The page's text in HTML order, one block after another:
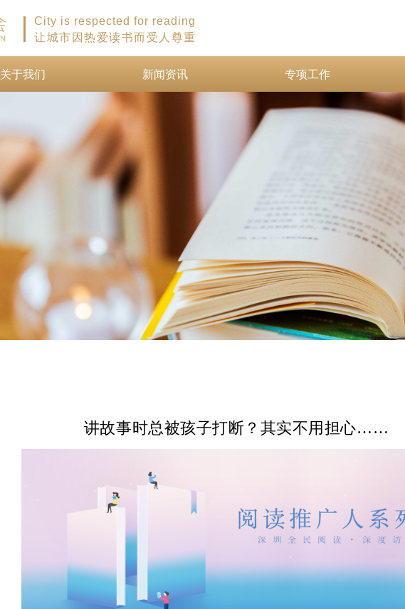
关于我们 新闻资讯 专项工作
专项工作
City is respected for reading
让城市因热爱读书而受人尊重
讲故事时总被孩子打断？其实不用担心……